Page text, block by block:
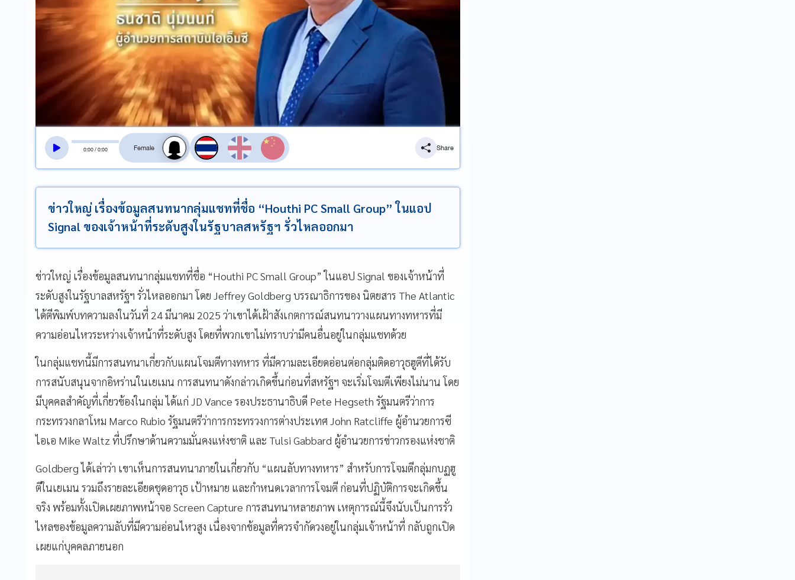
0:00/0:00
สลับเสียงอ่าน
Share
ข่าวใหญ่ เรื่องข้อมูลสนทนากลุ่มแชทที่ชื่อ “Houthi PC Small Group” ในแอป
Signal ของเจ้าหน้าที่ระดับสูงในรัฐบาลสหรัฐฯ รั่วไหลออกมา
ข่าวใหญ่ เรื่องข้อมูลสนทนากลุ่มแชทที่ชื่อ “Houthi PC Small Group” ในแอป Signal ของเจ้าหน้าที่
ระดับสูงในรัฐบาลสหรัฐฯ รั่วไหลออกมา โดย Jeffrey Goldberg บรรณาธิการของ นิตยสาร The Atlantic
ได้ตีพิมพ์บทความลงในวันที่ 24 มีนาคม 2025 ว่าเขาได้เฝ้าสังเกตการณ์สนทนาวางแผนทางทหารที่มี
ความอ่อนไหวระหว่างเจ้าหน้าที่ระดับสูง โดยที่พวกเขาไม่ทราบว่ามีคนอื่นอยู่ในกลุ่มแชทด้วย
ในกลุ่มแชทนี้มีการสนทนาเกี่ยวกับแผนโจมตีทางทหาร ที่มีความละเอียดอ่อนต่อกลุ่มติดอาวุธฮูตีที่ได้รับ
การสนับสนุนจากอิหร่านในเยเมน การสนทนาดังกล่าวเกิดขึ้นก่อนที่สหรัฐฯ จะเริ่มโจมตีเพียงไม่นาน โดย
มีบุคคลสำคัญที่เกี่ยวข้องในกลุ่ม ได้แก่ JD Vance รองประธานาธิบดี Pete Hegseth รัฐมนตรีว่าการ
กระทรวงกลาโหม Marco Rubio รัฐมนตรีว่าการกระทรวงการต่างประเทศ John Ratcliffe ผู้อำนวยการซี
ไอเอ Mike Waltz ที่ปรึกษาด้านความมั่นคงแห่งชาติ และ Tulsi Gabbard ผู้อำนวยการข่าวกรองแห่งชาติ
Goldberg ได้เล่าว่า เขาเห็นการสนทนาภายในเกี่ยวกับ “แผนลับทางทหาร” สำหรับการโจมตีกลุ่มกบฏฮู
ตีในเยเมน รวมถึงรายละเอียดชุดอาวุธ เป้าหมาย และกำหนดเวลาการโจมตี ก่อนที่ปฏิบัติการจะเกิดขึ้น
จริง พร้อมทั้งเปิดเผยภาพหน้าจอ Screen Capture การสนทนาหลายภาพ เหตุการณ์นี้จึงนับเป็นการรั่ว
ไหลของข้อมูลความลับที่มีความอ่อนไหวสูง เนื่องจากข้อมูลที่ควรจำกัดวงอยู่ในกลุ่มเจ้าหน้าที่ กลับถูกเปิด
เผยแก่บุคคลภายนอก